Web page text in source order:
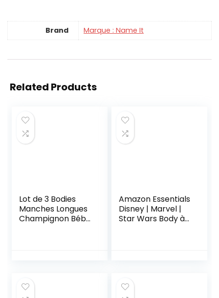
Brand Marque : Name It
Related Products
Lot de 3 Bodies
Manches Longues
Champignon Bébé
Amazon Essentials
Disney | Marvel |
Star Wars Body à